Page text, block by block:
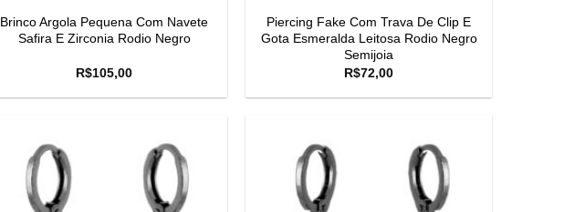
Brinco Argola Pequena Com Navete
Safira E Zirconia Rodio Negro
R$105,00
Piercing Fake Com Trava De Clip E
Gota Esmeralda Leitosa Rodio Negro
Semijoia
R$72,00